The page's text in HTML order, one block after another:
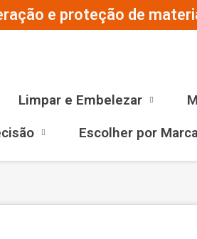
e proteção de
Limpar e Embelezar
Escolher por